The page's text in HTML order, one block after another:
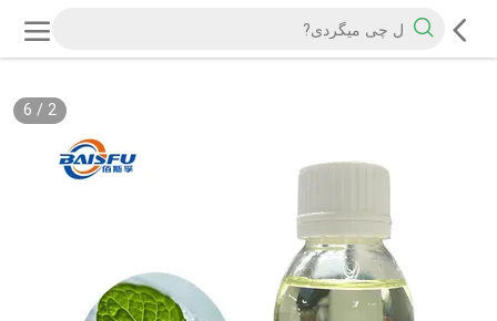
2
/
6